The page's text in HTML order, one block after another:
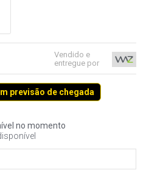
Vendido e
entregue por
previsão de chegada
no momento
openbox
fractal
controle
hd
º jonsbo